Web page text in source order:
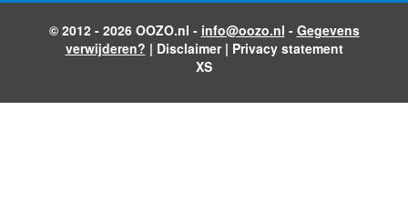
© 2012 - 2026 OOZO.nl - info@oozo.nl - Gegevens
verwijderen? | Disclaimer| Privacy statement
XS